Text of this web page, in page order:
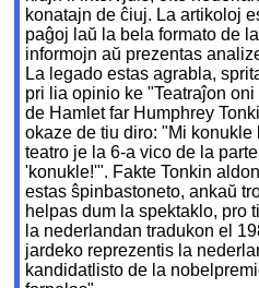
konatajn de ĉiuj. La artikoloj
paĝoj laŭ la bela formato de
informojn aŭ prezentas
La legado estas agrabla,
pri lia opinio ke "Teatraĵon
de Hamlet far Humphrey
okaze de tiu diro: "Mi
teatro je la 6-a vico de la
'konukle!'". Fakte Tonkin
estas ŝpinbastoneto, ankaŭ
helpas dum la spektaklo, pro
la nederlandan tradukon el
jardeko reprezentis la
kandidatlisto de la